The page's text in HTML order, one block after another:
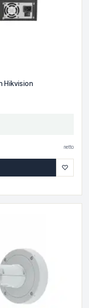
Hikvision
netto
♡